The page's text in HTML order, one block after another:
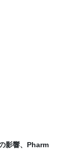
影響、Pharm